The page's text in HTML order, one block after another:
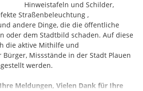
Hinweistafeln und Schilder,
Straßenbeleuchtung ,
andere Dinge, die die öffentliche
oder dem Stadtbild schaden. Auf diese
die aktive Mithilfe und
Missstände in der Stadt Plauen
werden.
Meldungen, Vielen Dank für Ihre